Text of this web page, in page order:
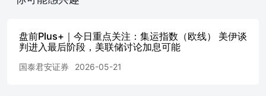
场做多碳酸锂合约。当下供需来看，逐步进入4月下旬，市
呈去库格局，此亦夯实了盘面底部。后续来看，供应端扰动
关注江西地区矿端是否复产，以及海外锂盐发运情况。短期
内，市场看涨预期较一致，关注盘面上方空间，短时波动放
盘前Plus+｜今日重点关注：集运指数（欧线） 美伊谈
判进入最后阶段，美联储讨论加息可能
国泰君安证券 2026-05-21